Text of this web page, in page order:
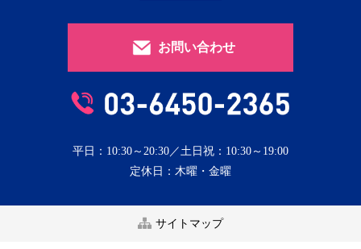
お問い合わせ
平日：10:30～20:30／土日祝：10:30～19:00
定休日：木曜・金曜
サイトマップ